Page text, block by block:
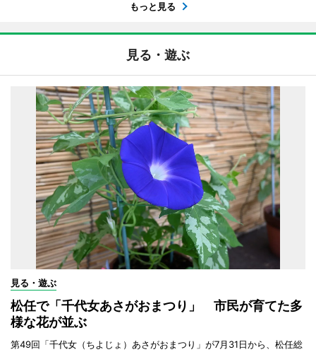
もっと見る
見る・遊ぶ
見る・遊ぶ
松任で「千代女あさがおまつり」 市民が育てた多
様な花が並ぶ
第49回「千代女（ちよじょ）あさがおまつり」が7月31日から、松任総